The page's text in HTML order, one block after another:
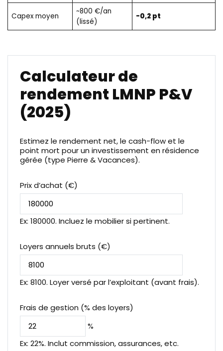
Capex moyen
~800 €/an
(lissé)
-0,2 pt
Calculateur de
rendement LMNP P&V
(2025)
Estimez le rendement net, le cash-flow et le
point mort pour un investissement en résidence
gérée (type Pierre & Vacances).
Prix d’achat (€)
Ex: 180000. Incluez le mobilier si pertinent.
Loyers annuels bruts (€)
Ex: 8100. Loyer versé par l’exploitant (avant frais).
Frais de gestion (% des loyers)
%
Ex: 22%. Inclut commission, assurances, etc.